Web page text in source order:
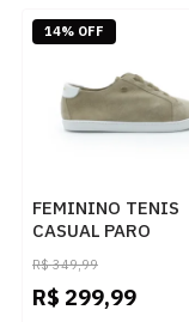
FEMININO TENIS
CASUAL PARO
200767957
AVEIA
R$ 349,99
R$ 299,99
14% OFF